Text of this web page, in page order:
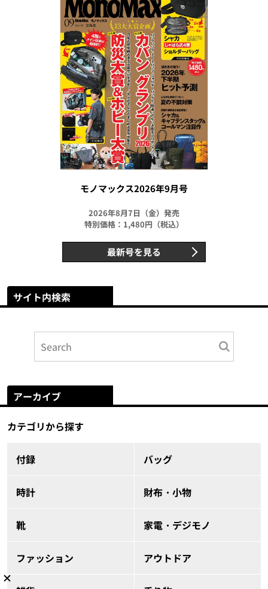
モノマックス2026年9月号
2026年8月7日（金）発売
特別価格：1,480円（税込）
最新号を見る
サイト内検索
アーカイブ
カテゴリから探す
付録 バッグ
時計 財布・小物
靴 家電・デジモノ
ファッション アウトドア